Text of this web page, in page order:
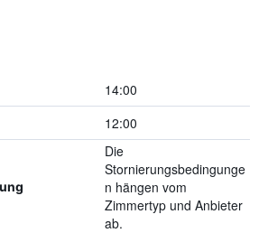
14:00
12:00
Die
Stornierungsbedingunge
n hängen vom
Zimmertyp und Anbieter
ab.